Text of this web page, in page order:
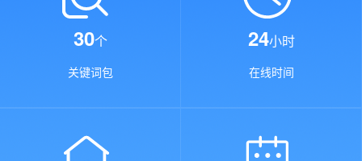
30个
关键词包
24小时
在线时间